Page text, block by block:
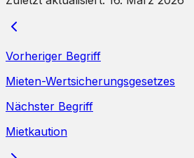
Vorheriger Begriff
Mieten-Wertsicherungsgesetzes
Nächster Begriff
Mietkaution